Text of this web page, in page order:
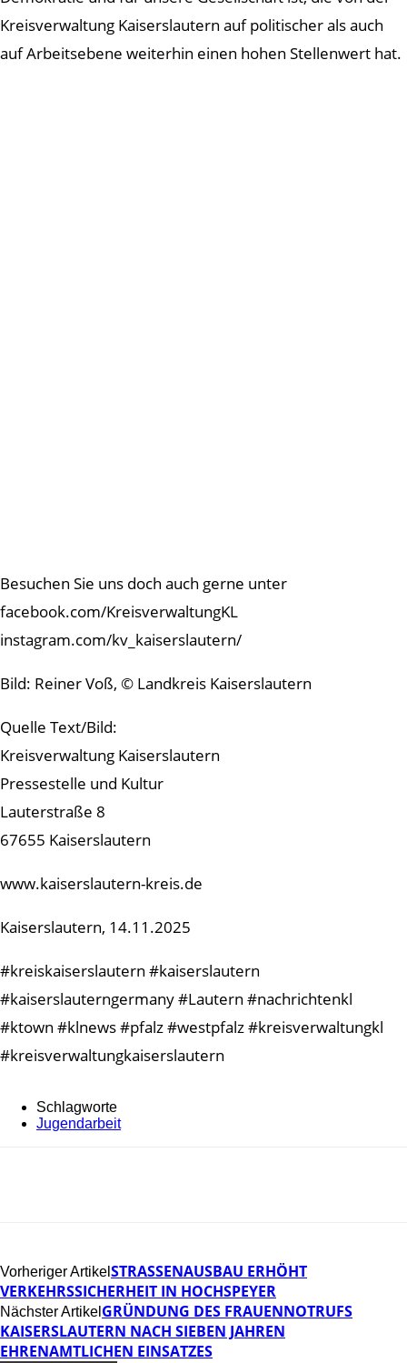
Kreisverwaltung Kaiserslautern auf politischer als auch
auf Arbeitsebene weiterhin einen hohen Stellenwert hat.
Besuchen Sie uns doch auch gerne unter
facebook.com/KreisverwaltungKL
instagram.com/kv_kaiserslautern/
Bild: Reiner Voß, © Landkreis Kaiserslautern
Quelle Text/Bild:
Kreisverwaltung Kaiserslautern
Pressestelle und Kultur
Lauterstraße 8
67655 Kaiserslautern
www.kaiserslautern-kreis.de
Kaiserslautern, 14.11.2025
#kreiskaiserslautern #kaiserslautern
#kaiserslauterngermany #Lautern #nachrichtenkl
#ktown #klnews #pfalz #westpfalz #kreisverwaltungkl
#kreisverwaltungkaiserslautern
Schlagworte
Jugendarbeit
Vorheriger Artikel STRASSENAUSBAU ERHÖHT V
ERKEHRSSICHERHEIT IN HOCHSPEYER
Nächster Artikel GRÜNDUNG DES FRAUENNOTRUFS
KAISERSLAUTERN NACH SIEBEN JAHREN
EHRENAMTLICHEN EINSATZES